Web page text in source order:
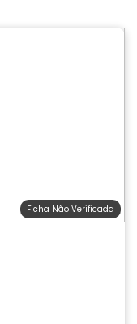
Ficha Não Verificada